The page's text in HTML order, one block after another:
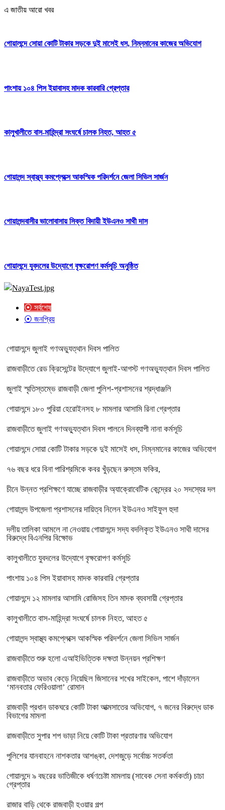
এ জাতীয় আরো খবর
গোয়ালন্দে সোয়া কোটি টাকার সড়কে দুই মাসেই ধস, নিম্নমানের কাজের অভিযোগ
পাংশায় ১০৪ পিস ইয়াবাসহ মাদক কারবারি গ্রেপ্তার
কালুখালীতে বাস-মাহিন্দ্রা সংঘর্ষে চালক নিহত, আহত ৫
গোয়ালন্দ স্বাস্থ্য কমপ্লেক্সে আকস্মিক পরিদর্শনে জেলা সিভিল সার্জন
গোয়ালন্দবাসীর ভালোবাসায় সিক্ত বিদায়ী ইউএনও সাথী দাস
গোয়ালন্দে যুবদলের উদ্যোগে বৃক্ষরোপণ কর্মসূচি অনুষ্ঠিত
⦿ সর্বশেষ
⦿ জনপ্রিয়
গোয়ালন্দে জুলাই গণঅভ্যুত্থান দিবস পালিত
রাজবাড়ীতে রেড ক্রিসেন্টের উদ্যোগে জুলাই-আগস্ট গণঅভ্যুত্থান দিবস পালিত
জুলাই স্মৃতিস্তম্ভে রাজবাড়ী জেলা পুলিশ-প্রশাসনের শ্রদ্ধাঞ্জলি
গোয়ালন্দে ১৮০ পুরিয়া হেরোইনসহ ৮ মামলার আসামি রিনা গ্রেপ্তার
রাজবাড়ীতে জুলাই গণঅভ্যুত্থান দিবস পালনে দিনব্যাপী নানা কর্মসূচি
গোয়ালন্দে সোয়া কোটি টাকার সড়কে দুই মাসেই ধস, নিম্নমানের কাজের অভিযোগ
৭৬ বছর ধরে বিনা পারিশ্রমিকে কবর খুঁড়ছেন রুস্তম ফকির,
চীনে উন্নত প্রশিক্ষণে যাচ্ছে রাজবাড়ীর অ্যাক্রোবেটিক কেন্দ্রের ২০ সদস্যের দল
গোয়ালন্দ উপজেলা প্রশাসনের দায়িত্ব নিলেন ইউএনও সাইফুল হুদা
দলীয় তালিকা আমলে না নেওয়ায় গোয়ালন্দে সদ্য বদলিকৃত ইউএনও সাথী দাসের
বিরুদ্ধে বিএনপির বিক্ষোভ
কালুখালীতে যুবদলের উদ্যোগে বৃক্ষরোপণ কর্মসূচি
পাংশায় ১০৪ পিস ইয়াবাসহ মাদক কারবারি গ্রেপ্তার
গোয়ালন্দে ১২ মামলার আসামি রোজিসহ তিন মাদক ব্যবসায়ী গ্রেপ্তার
কালুখালীতে বাস-মাহিন্দ্রা সংঘর্ষে চালক নিহত, আহত ৫
গোয়ালন্দ স্বাস্থ্য কমপ্লেক্সে আকস্মিক পরিদর্শনে জেলা সিভিল সার্জন
রাজবাড়ীতে শুরু হলো এআইভিত্তিক দক্ষতা উন্নয়ন প্রশিক্ষণ
রাজবাড়ীতে অভাব কেড়ে নিয়েছিল জিসানের শখের সাইকেল, পাশে দাঁড়ালেন
‘মানবতার ফেরিওয়ালা’ রোমান
রাজবাড়ী প্রধান ডাকঘরে কোটি টাকা আত্মসাতের অভিযোগ, ৭ জনের বিরুদ্ধে ডাক
বিভাগের মামলা
রাজবাড়ীতে সুপার শপ ভাড়া নিয়ে কোটি টাকা প্রতারণার অভিযোগ
পুলিশের যানবাহনে নাশকতার আশঙ্কা, দেশজুড়ে সর্বোচ্চ সতর্কতা
গোয়ালন্দে ৯ বছরের ভাতিজীকে ধর্ষণচেষ্টা মামলায় (সাবেক সেনা কর্মকর্তা) চাচা
গ্রেপ্তার
রাজার বাড়ি থেকে রাজবাড়ী হওয়ার গল্প